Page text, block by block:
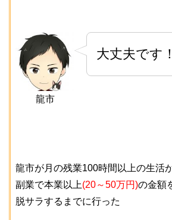
龍市
大丈夫です
龍市が月の残業100時間以上の生活
副業で本業以上(20～50万円)の金額
脱サラするまでに行った